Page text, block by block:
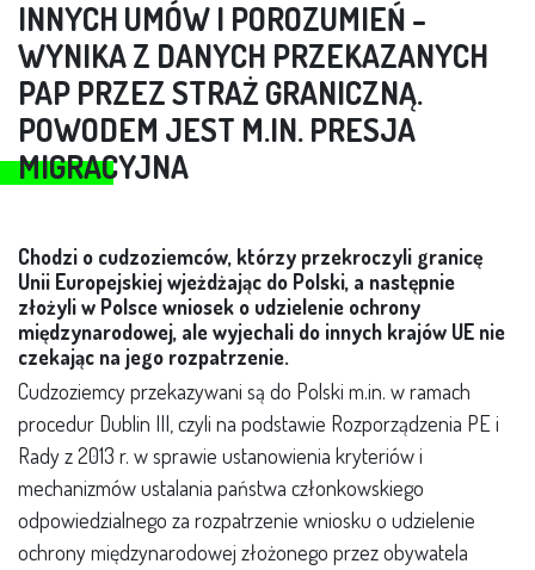
INNYCH UMÓW I POROZUMIEŃ –
WYNIKA Z DANYCH PRZEKAZANYCH
PAP PRZEZ STRAŻ GRANICZNĄ.
POWODEM JEST M.IN. PRESJA
MIGRACYJNA
Chodzi o cudzoziemców, którzy przekroczyli granicę
Unii Europejskiej wjeżdżając do Polski, a następnie
złożyli w Polsce wniosek o udzielenie ochrony
międzynarodowej, ale wyjechali do innych krajów UE nie
czekając na jego rozpatrzenie.
Cudzoziemcy przekazywani są do Polski m.in. w ramach
procedur Dublin III, czyli na podstawie Rozporządzenia PE i
Rady z 2013 r. w sprawie ustanowienia kryteriów i
mechanizmów ustalania państwa członkowskiego
odpowiedzialnego za rozpatrzenie wniosku o udzielenie
ochrony międzynarodowej złożonego przez obywatela